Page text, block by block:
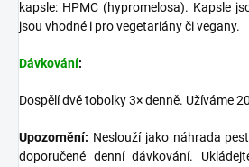
kapsle: HPMC (hypromelosa). Kapsle
jsou vhodné i pro vegetariány či vegany.
Dávkování:
Dospělí dvě tobolky 3× denně. Užíváme
Upozornění: Neslouží jako náhrada
doporučené denní dávkování.